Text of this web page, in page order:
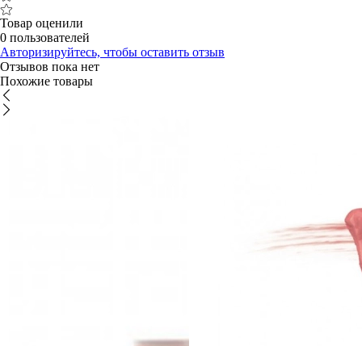
Товар оценили
0 пользователей
Авторизируйтесь, чтобы оставить отзыв
Отзывов пока нет
Похожие товары